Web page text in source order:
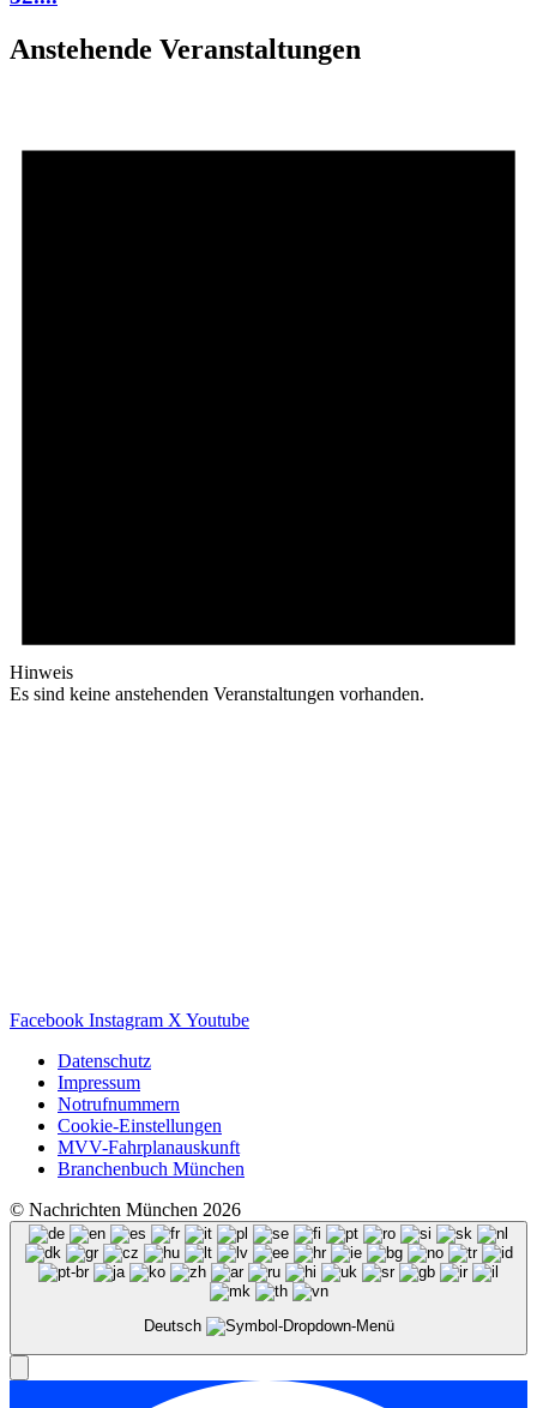
Anstehende Veranstaltungen
Hinweis
Es sind keine anstehenden Veranstaltungen vorhanden.
Facebook Instagram X Youtube
Datenschutz
Impressum
Notrufnummern
Cookie-Einstellungen
MVV-Fahrplanauskunft
Branchenbuch München
© Nachrichten München 2026
Deutsch